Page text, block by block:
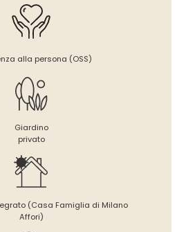
alla persona (OSS)
Giardino
privato
(Casa Famiglia di Milano
Affori)